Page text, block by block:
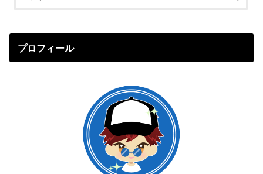
プロフィール